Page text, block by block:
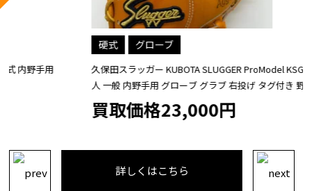
グローブ
久保田スラッガー KUBOTA SLUGGER ProModel KSG-MS-I 硬式 大
人 一般 内野手用 グローブ グラブ 右投げ タグ付き 野球
買取価格23,000円
詳しくはこちら